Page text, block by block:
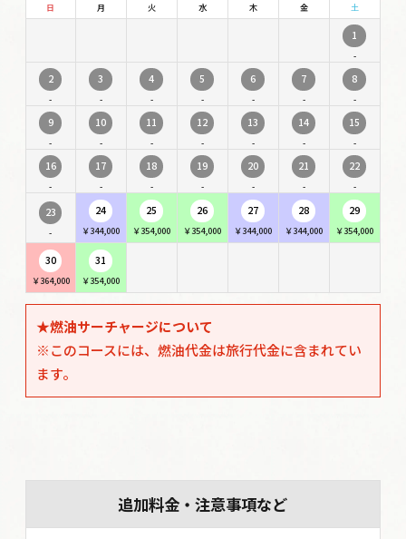
日 月 火 水 木 金 土
1
-
2
-
3
-
4
-
5
-
6
-
7
-
8
-
9
-
10
-
11
-
12
-
13
-
14
-
15
-
16
-
17
-
18
-
19
-
20
-
21
-
22
-
23
-
24
￥344,000
25
￥354,000
26
￥354,000
27
￥344,000
28
￥344,000
29
￥354,000
30
￥364,000
31
￥354,000
★燃油サーチャージについて
※このコースには、燃油代金は旅行代金に含まれてい
ます。
追加料金・注意事項など